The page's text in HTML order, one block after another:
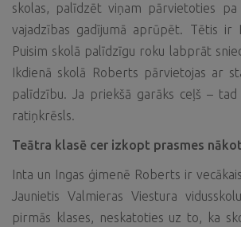
skolas, palīdzēt viņam pārvietoties
vajadzības gadījumā aprūpēt. Tētis ir
Puisim skolā palīdzīgu roku labprāt
Ikdienā skolā Roberts pārvietojas ar
palīdzību. Ja priekšā garāks ceļš – tad
ratiņkrēsls.
Teātra klasē cer izkopt prasmes
Inta un Ingas ģimenē Roberts ir
Jaunietis Valmieras Viestura
pirmās klases, neskatoties uz to, ka